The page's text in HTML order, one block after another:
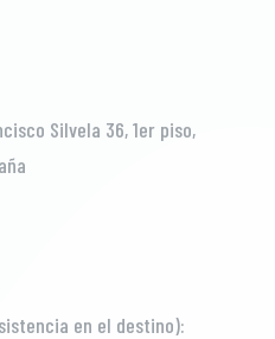
Silvela 36, 1er piso,
en el destino):